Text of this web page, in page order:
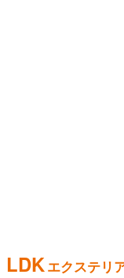
LDKエクステリ